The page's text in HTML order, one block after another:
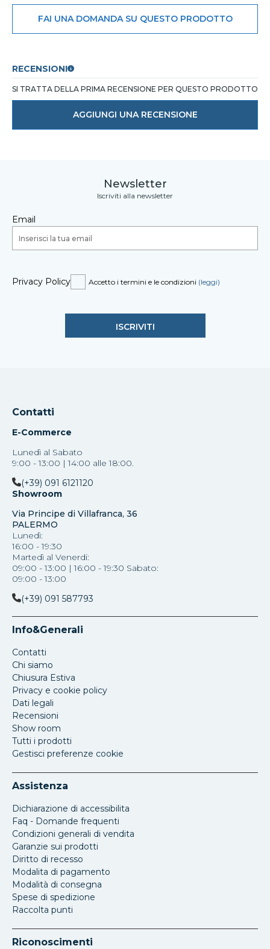
FAI UNA DOMANDA SU QUESTO PRODOTTO
RECENSIONI
SI TRATTA DELLA PRIMA RECENSIONE PER QUESTO PRODOTTO
AGGIUNGI UNA RECENSIONE
Newsletter
Iscriviti alla newsletter
Email
Privacy Policy Accetto i termini e le condizioni (leggi)
Contatti
E-Commerce
Lunedì al Sabato
9:00 - 13:00 | 14:00 alle 18:00.
(+39) 091 6121120
Showroom
Via Principe di Villafranca, 36
PALERMO
Lunedì:
16:00 - 19:30
Martedì al Venerdi:
09:00 - 13:00 | 16:00 - 19:30 Sabato:
09:00 - 13:00
(+39) 091 587793
Info&Generali
Contatti
Chi siamo
Chiusura Estiva
Privacy e cookie policy
Dati legali
Recensioni
Show room
Tutti i prodotti
Gestisci preferenze cookie
Assistenza
Dichiarazione di accessibilita
Faq - Domande frequenti
Condizioni generali di vendita
Garanzie sui prodotti
Diritto di recesso
Modalita di pagamento
Modalità di consegna
Spese di spedizione
Raccolta punti
Riconoscimenti